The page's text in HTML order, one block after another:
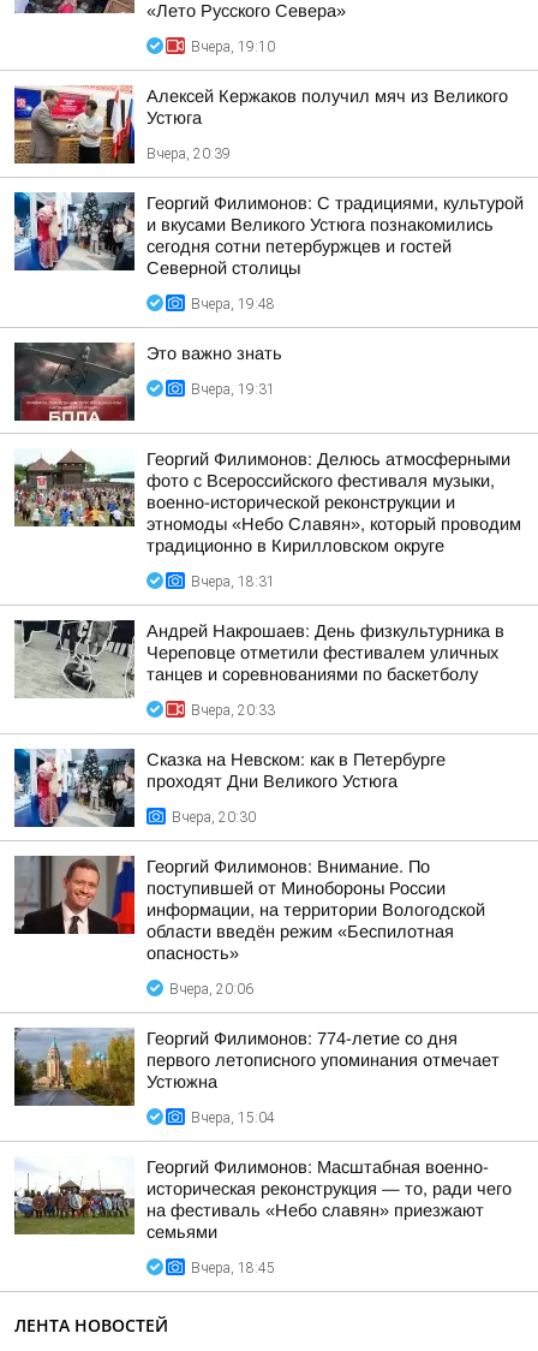
«Лето Русского Севера»
Вчера, 19:10
Алексей Кержаков получил мяч из Великого
Устюга
Вчера, 20:39
Георгий Филимонов: С традициями, культурой
и вкусами Великого Устюга познакомились
сегодня сотни петербуржцев и гостей
Северной столицы
Вчера, 19:48
Это важно знать
Вчера, 19:31
Георгий Филимонов: Делюсь атмосферными
фото с Всероссийского фестиваля музыки,
военно-исторической реконструкции и
этномоды «Небо Славян», который проводим
традиционно в Кирилловском округе
Вчера, 18:31
Андрей Накрошаев: День физкультурника в
Череповце отметили фестивалем уличных
танцев и соревнованиями по баскетболу
Вчера, 20:33
Сказка на Невском: как в Петербурге
проходят Дни Великого Устюга
Вчера, 20:30
Георгий Филимонов: Внимание. По
поступившей от Минобороны России
информации, на территории Вологодской
области введён режим «Беспилотная
опасность»
Вчера, 20:06
Георгий Филимонов: 774-летие со дня
первого летописного упоминания отмечает
Устюжна
Вчера, 15:04
Георгий Филимонов: Масштабная военно-
историческая реконструкция — то, ради чего
на фестиваль «Небо славян» приезжают
семьями
Вчера, 18:45
ЛЕНТА НОВОСТЕЙ